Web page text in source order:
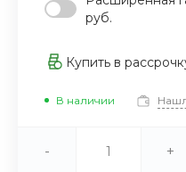
руб.
Купить в
В наличии
- +